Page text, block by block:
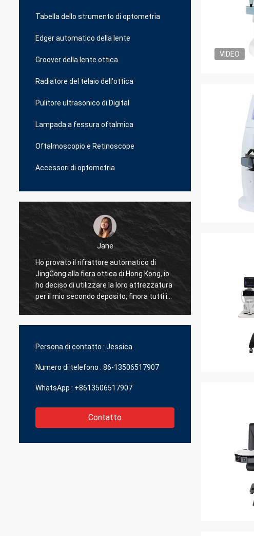
Tabella dello strumento di optometria
Edger automatico della lente
Groover della lente ottica
Radiatore del telaio dell'ottica
Pulitore ultrasonico di Digital
Lampada a fessura oftalmica
Oftalmoscopio e Retinoscope
Accessori di optometria
Jane
Ho provato il rifrattore automatico di
JingGong alla fiera ottica di Hong Kong, io
ho deciso di utilizzare la loro attrezzatura
per il mio secondo deposito, finora tutti i
miei 10 negozi sopra l'Albania sto usando
affare degli
è il meglio,
professionali
problemi,
Persona di contatto : Jessica
Numero di telefono : 86-13506517907
WhatsApp : +8613506517907
Contatto
VIDEO